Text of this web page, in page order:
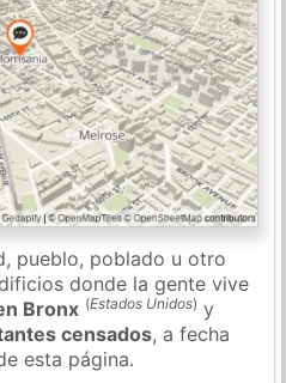
pueblo, poblado u otro
donde la gente vive
Bronx (Estados Unidos) y
censados, a fecha
esta página.